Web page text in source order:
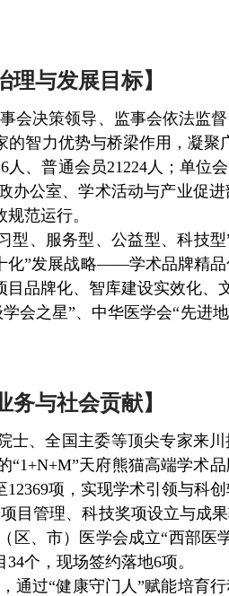
理与发展目标】
会决策领导、监事会依法监
智力优势与桥梁作用，凝聚
、普通会员21224人；单位
办公室、学术活动与产业促
范运行。
型、服务型、公益型、科技
化”发展战略——学术品牌精
品牌化、智库建设实效化、
会之星”、中华医学会“先进
务与社会贡献】
士、全国主委等顶尖专家来
天府熊猫高端学术
项，实现学术引领与科创
目管理、科技奖项设立与成
、市）医学会成立“西部医
个，现场签约落地6项。
通过“健康守门人”赋能培育